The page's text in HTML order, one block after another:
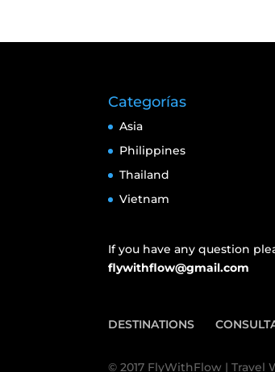
Categorías
Asia
Philippines
Thailand
Vietnam
If you have any question
flywithflow@gmail.com
DESTINATIONS
© 2017 FlyWithFlow | Travel